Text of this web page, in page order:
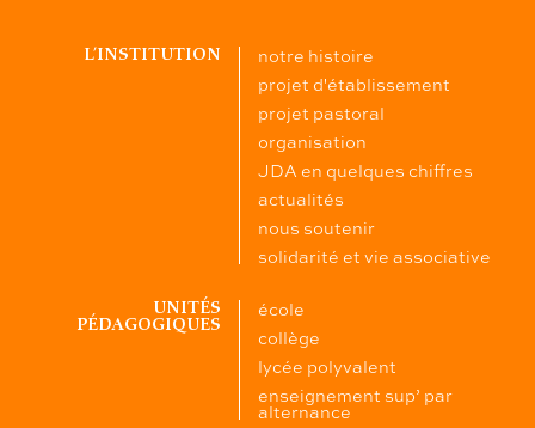
L’INSTITUTION
notre histoire
projet d'établissement
projet pastoral
organisation
JDA en quelques chiffres
actualités
nous soutenir
solidarité et vie associative
UNITÉS
PÉDAGOGIQUES
école
collège
lycée polyvalent
enseignement sup’ par
alternance